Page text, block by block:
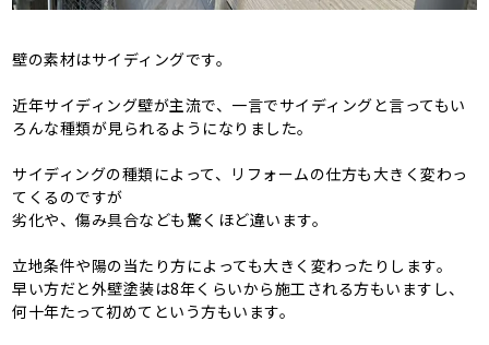
壁の素材はサイディングです。
近年サイディング壁が主流で、一言でサイディングと言ってもい
ろんな種類が見られるようになりました。
サイディングの種類によって、リフォームの仕方も大きく変わっ
てくるのですが
劣化や、傷み具合なども驚くほど違います。
立地条件や陽の当たり方によっても大きく変わったりします。
早い方だと外壁塗装は8年くらいから施工される方もいますし、
何十年たって初めてという方もいます。